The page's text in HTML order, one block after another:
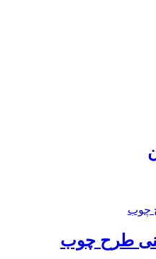
طرح چوب